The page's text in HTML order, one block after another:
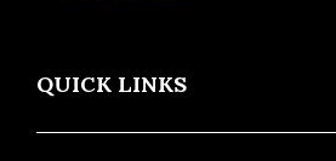
QUICK LINKS